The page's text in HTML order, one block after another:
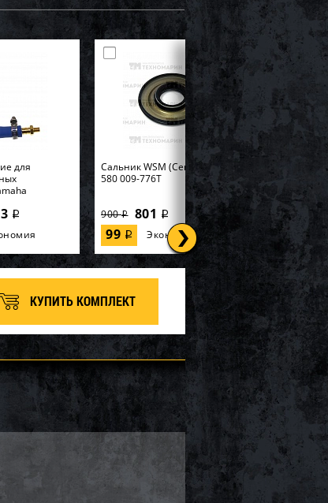
для
i
Cальник WSM (Center Pto) BRP
580 009-776T
900i 801 i
99 i Экономия
KE-CD-09/15
Импеллер SOLAS KGX-CD-
КУПИТЬ КОМПЛЕКТ